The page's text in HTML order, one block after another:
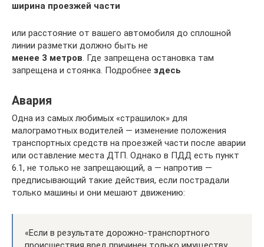
ширина проезжей части
или расстояние от вашего автомобиля до сплошной
линии разметки должно быть не
менее 3 метров. Где запрещена остановка там
запрещена и стоянка. Подробнее здесь
Авария
Одна из самых любимых «страшилок» для
малограмотных водителей — изменение положения
транспортных средств на проезжей части после аварии
или оставление места ДТП. Однако в ПДД есть пункт
6.1, не только не запрещающий, а — напротив —
предписывающий такие действия, если пострадали
только машины и они мешают движению:
«Если в результате дорожно-транспортного